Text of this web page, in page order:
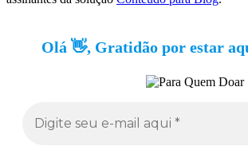
Olá 👋, Gratidão por estar